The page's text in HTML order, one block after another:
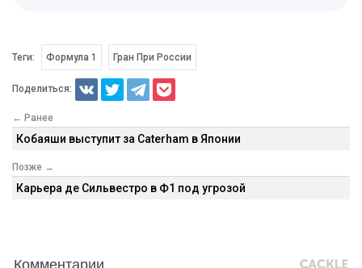
Теги: Формула 1 Гран При России
Поделиться:
← Ранее
Кобаяши выступит за Caterham в Японии
Позже →
Карьера де Сильвестро в Ф1 под угрозой
Комментарии